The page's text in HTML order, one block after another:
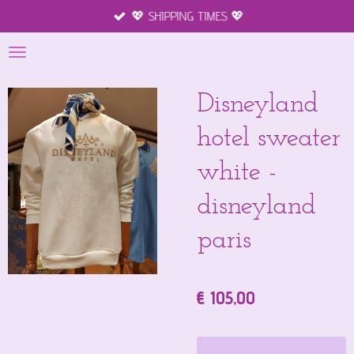
direct
naar
hoofdinhoud
💖 SHIPPING TIMES 💖
Disneyland
hotel sweater
white -
disneyland
paris
€ 105,00